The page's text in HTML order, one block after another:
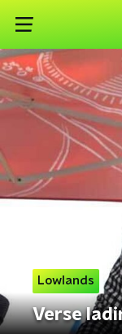
Lowlands
Verse